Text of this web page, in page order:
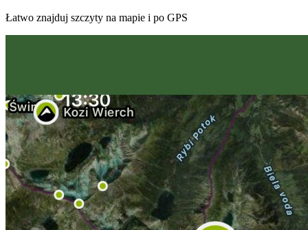
Łatwo znajduj szczyty na mapie i po GPS